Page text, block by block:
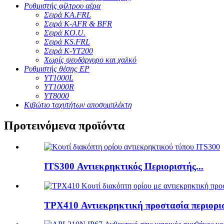
Ρυθμιστής φίλτρου αέρα
Σειρά KA.FRL
Σειρά K-AFR & BFR
Σειρά KO.U.
Σειρά KS.FRL
Σειρά K-YT200
Χωρίς ψευδάργυρο και χαλκό
Ρυθμιστής θέσης EP
YT1000L
YT1000R
YT8000
Κιβώτιο ταχυτήτων αποσυμπλέκτη
Προτεινόμενα προϊόντα
ITS300 Αντιεκρηκτικός Περιοριστής...
TPX410 Αντιεκρηκτική προστασία